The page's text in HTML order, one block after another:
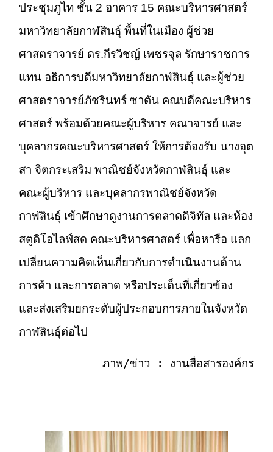
ประชุมภูไท ชั้น 2 อาคาร 15 คณะบริหารศาสตร์
มหาวิทยาลัยกาฬสินธุ์ พื้นที่ในเมือง ผู้ช่วย
ศาสตราจารย์ ดร.กีรวิชญ์ เพชรจุล รักษาราชการ
แทน อธิการบดีมหาวิทยาลัยกาฬสินธุ์ และผู้ช่วย
ศาสตราจารย์ภัชรินทร์ ซาตัน คณบดีคณะบริหาร
ศาสตร์ พร้อมด้วยคณะผู้บริหาร คณาจารย์ และ
บุคลากรคณะบริหารศาสตร์ ให้การต้องรับ นางอุต
สา จิตกระเสริม พาณิชย์จังหวัดกาฬสินธุ์ และ
คณะผู้บริหาร และบุคลากรพาณิชย์จังหวัด
กาฬสินธุ์ เข้าศึกษาดูงานการตลาดดิจิทัล และห้อง
สตูดิโอไลฟ์สด คณะบริหารศาสตร์ เพื่อหารือ แลก
เปลี่ยนความคิดเห็นเกี่ยวกับการดำเนินงานด้าน
การค้า และการตลาด หรือประเด็นที่เกี่ยวข้อง
และส่งเสริมยกระดับผู้ประกอบการภายในจังหวัด
กาฬสินธุ์ต่อไป
ภาพ/ข่าว : งานสื่อสารองค์กร